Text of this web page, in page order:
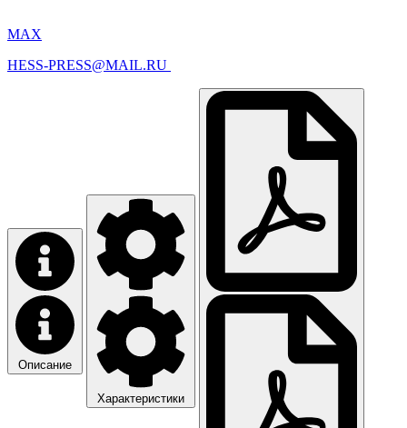
MAX
HESS-PRESS@MAIL.RU
Описание
Характеристики